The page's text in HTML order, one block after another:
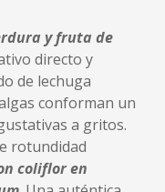
y fruta de
directo y
de lechuga
conforman un
a gritos.
rotundidad
coliflor en